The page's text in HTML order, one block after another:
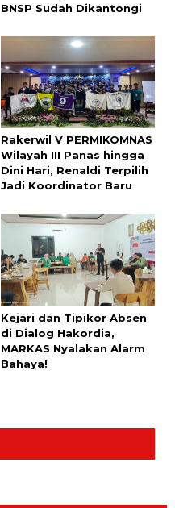
BNSP Sudah Dikantongi
Rakerwil V PERMIKOMNAS
Wilayah III Panas hingga
Dini Hari, Renaldi Terpilih
Jadi Koordinator Baru
Kejari dan Tipikor Absen
di Dialog Hakordia,
MARKAS Nyalakan Alarm
Bahaya!